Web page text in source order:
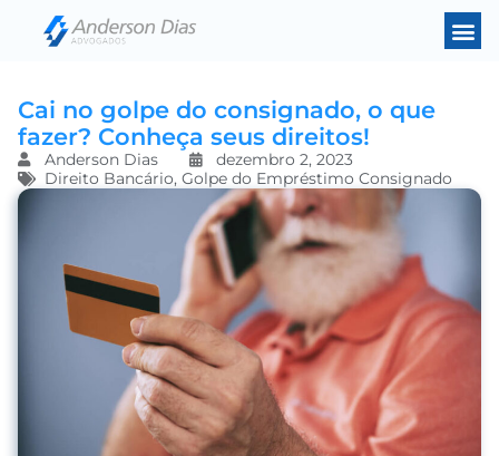
Cai no golpe do consignado, o que
fazer? Conheça seus direitos!
Anderson Dias
dezembro 2, 2023
Direito Bancário, Golpe do Empréstimo Consignado